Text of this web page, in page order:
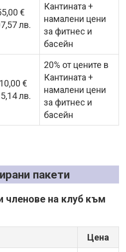
€
лв.
Кантината +
намалени цени
за фитнес и
басейн
€
лв.
20% от цените в
Кантината +
намалени цени
за фитнес и
басейн
пакети
членове на клуб към
Цена